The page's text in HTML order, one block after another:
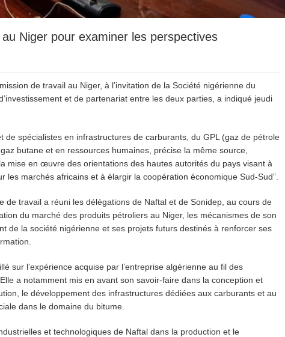
Niger pour examiner les perspectives
de travail au Niger, à l’invitation de la Société nigérienne du
et de partenariat entre les deux parties, a indiqué jeudi
de spécialistes en infrastructures de carburants, du GPL (gaz de pétrole
butane et en ressources humaines, précise la même source,
mise en œuvre des orientations des hautes autorités du pays visant à
marchés africains et à élargir la coopération économique Sud-Sud”.
de travail a réuni les délégations de Naftal et de Sonidep, au cours de
du marché des produits pétroliers au Niger, les mécanismes de son
de la société nigérienne et ses projets futurs destinés à renforcer ses
sur l’expérience acquise par l’entreprise algérienne au fil des
a notamment mis en avant son savoir-faire dans la conception et
le développement des infrastructures dédiées aux carburants et au
dans le domaine du bitume.
et technologiques de Naftal dans la production et le